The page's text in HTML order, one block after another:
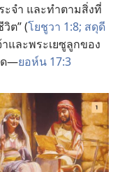
จำ และ​ทำ​ตาม​สิ่ง​ที่​
ต” (โยชูวา 1:8; สดุดี
และ​พระ​เยซู​ลูก​ของ​
ด—ยอห์น 17:3